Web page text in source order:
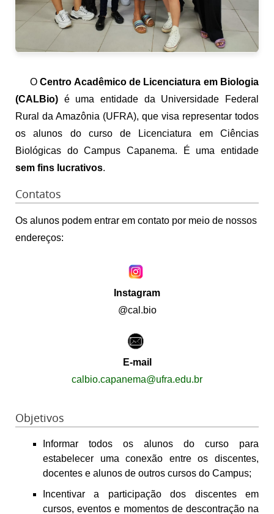
OCentro Acadêmico de Licenciatura em Biologia
(CALBio) é uma entidade da Universidade Federal
Rural da Amazônia (UFRA), que visa representar todos
os alunos do curso de Licenciatura em Ciências
Biológicas do Campus Capanema. É uma entidade
sem fins lucrativos.
Contatos
Os alunos podem entrar em contato por meio de nossos
endereços:
Instagram
@cal.bio
E-mail
calbio.capanema@ufra.edu.br
Objetivos
Informar todos os alunos do curso para
estabelecer uma conexão entre os discentes,
docentes e alunos de outros cursos do Campus;
Incentivar a participação dos discentes em
cursos, eventos e momentos de descontração na